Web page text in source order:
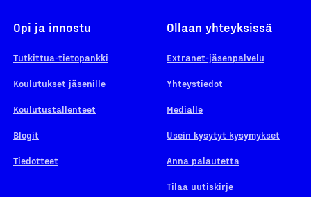
Opi ja innostu
Tutkittua-tietopankki
Koulutukset jäsenille
Koulutustallenteet
Blogit
Tiedotteet
Ollaan yhteyksissä
Extranet-jäsenpalvelu
Yhteystiedot
Medialle
Usein kysytyt kysymykset
Anna palautetta
Tilaa uutiskirje